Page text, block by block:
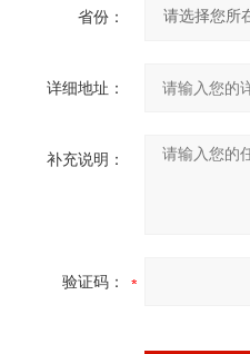
省份：
详细地址：
补充说明：
验证码：